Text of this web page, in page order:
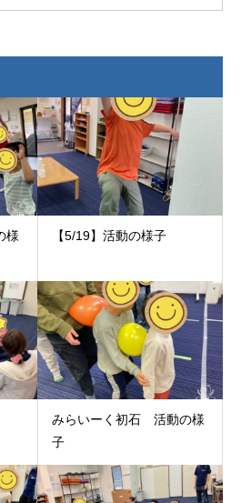
様
【5/19】活動の様子
みらいーく初石 活動の様
子